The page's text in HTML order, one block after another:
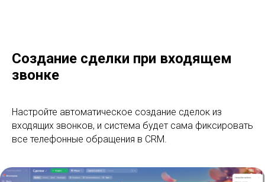
Создание сделки при входящем
звонке
Настройте автоматическое создание сделок из
входящих звонков, и система будет сама фиксировать
все телефонные обращения в CRM.